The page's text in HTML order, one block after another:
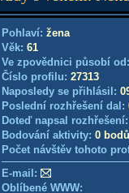
Pohlaví: žena
Věk: 61
Ve zpovědnici působí od:
Číslo profilu: 27313
Naposledy se přihlásil:
Poslední rozhřešení dal:
Doteď napsal rozhřešení:
Bodování aktivity: 0 bodů
Počet návštěv tohoto
E-mail:
Oblíbené WWW: